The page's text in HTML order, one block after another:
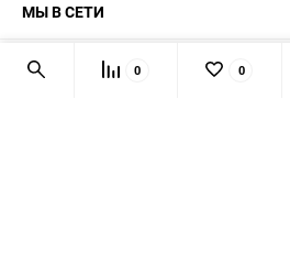
МЫ В СЕТИ
КОНТАКТЫ 0 0